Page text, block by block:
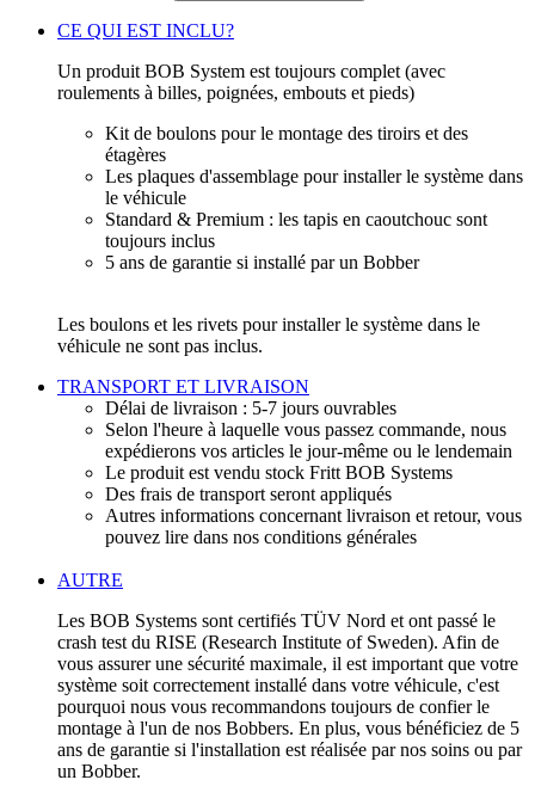
CE QUI EST INCLU?
Un produit BOB System est toujours complet (avec
roulements à billes, poignées, embouts et pieds)
Kit de boulons pour le montage des tiroirs et des
étagères
Les plaques d'assemblage pour installer le système dans
le véhicule
Standard & Premium : les tapis en caoutchouc sont
toujours inclus
5 ans de garantie si installé par un Bobber
Les boulons et les rivets pour installer le système dans le
véhicule ne sont pas inclus.
TRANSPORT ET LIVRAISON
Délai de livraison : 5-7 jours ouvrables
Selon l'heure à laquelle vous passez commande, nous
expédierons vos articles le jour-même ou le lendemain
Le produit est vendu stock Fritt BOB Systems
Des frais de transport seront appliqués
Autres informations concernant livraison et retour, vous
pouvez lire dans nos conditions générales
AUTRE
Les BOB Systems sont certifiés TÜV Nord et ont passé le
crash test du RISE (Research Institute of Sweden). Afin de
vous assurer une sécurité maximale, il est important que votre
système soit correctement installé dans votre véhicule, c'est
pourquoi nous vous recommandons toujours de confier le
montage à l'un de nos Bobbers. En plus, vous bénéficiez de 5
ans de garantie si l'installation est réalisée par nos soins ou par
un Bobber.